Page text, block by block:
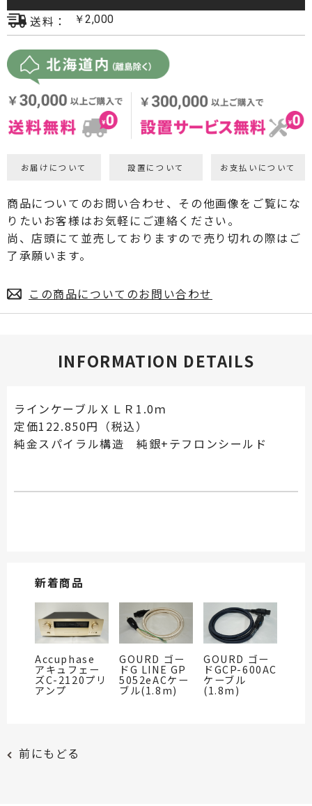
プロジェクター・スクリーン
サウンドバー・アンプ内蔵型スピーカー
センタースピーカー・サブウーファー
送料：
￥2,000
お届けについて 設置について お支払いについて
商品についてのお問い合わせ、その他画像をご覧にな
りたいお客様はお気軽にご連絡ください。
尚、店頭にて並売しておりますので売り切れの際はご
了承願います。
この商品についてのお問い合わせ
INFORMATION DETAILS
ラインケーブルＸＬＲ1.0ｍ
定価122.850円（税込）
純金スパイラル構造 純銀+テフロンシールド
新着商品
Accuphase
アキュフェー
ズC-2120プリ
アンプ
GOURD ゴー
ドG LINE GP
5052eACケー
ブル(1.8m)
GOURD ゴー
ドGCP-600AC
ケーブル
(1.8m)
前にもどる